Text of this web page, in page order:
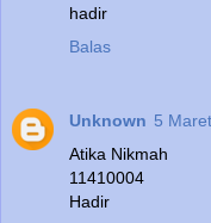
hadir
Balas
Unknown 5
Atika Nikmah
11410004
Hadir